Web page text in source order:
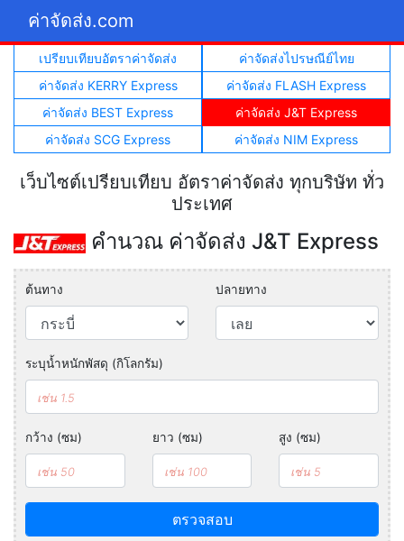
ค่าจัดส่ง.com
เปรียบเทียบอัตราค่าจัดส่ง
ค่าจัดส่งไปรษณีย์ไทย
ค่าจัดส่ง KERRY Express
ค่าจัดส่ง FLASH Express
ค่าจัดส่ง BEST Express
ค่าจัดส่ง J&T Express
ค่าจัดส่ง SCG Express
ค่าจัดส่ง NIM Express
เว็บไซต์เปรียบเทียบ อัตราค่าจัดส่ง ทุกบริษัท ทั่ว
ประเทศ
คำนวณ ค่าจัดส่ง J&T Express
ต้นทาง ปลายทาง
ระบุน้ำหนักพัสดุ (กิโลกรัม)
กว้าง (ซม) ยาว (ซม) สูง (ซม)
ตรวจสอบ